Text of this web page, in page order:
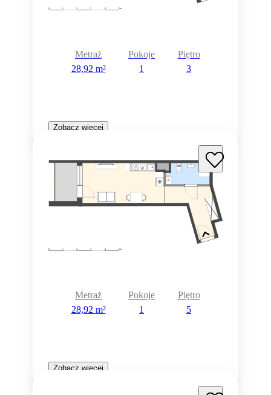
Metraż
28,92 m²
Pokoje
1
Piętro
3
Zobacz więcej
Metraż
28,92 m²
Pokoje
1
Piętro
5
Zobacz więcej